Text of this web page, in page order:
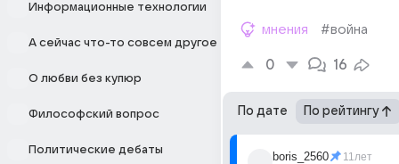
Информационные технологии
А сейчас что-то совсем другое
О любви без купюр
Философский вопрос
Политические дебаты
мнения #война
0 16
По дате По рейтингу
boris_2560 11лет